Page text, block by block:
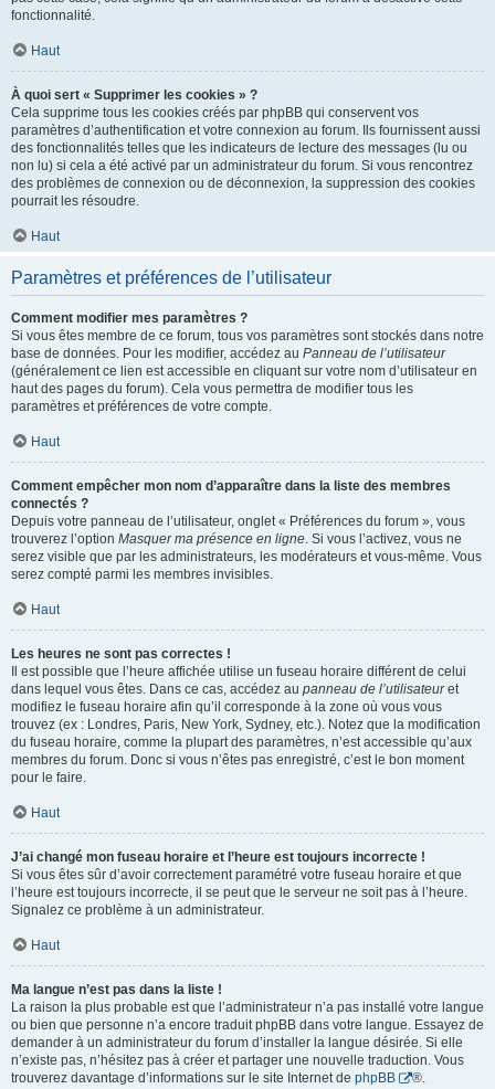
fonctionnalité.
Haut
À quoi sert « Supprimer les cookies » ?
Cela supprime tous les cookies créés par phpBB qui conservent vos
paramètres d’authentification et votre connexion au forum. Ils fournissent aussi
des fonctionnalités telles que les indicateurs de lecture des messages (lu ou
non lu) si cela a été activé par un administrateur du forum. Si vous rencontrez
des problèmes de connexion ou de déconnexion, la suppression des cookies
pourrait les résoudre.
Haut
Paramètres et préférences de l’utilisateur
Comment modifier mes paramètres ?
Si vous êtes membre de ce forum, tous vos paramètres sont stockés dans notre
base de données. Pour les modifier, accédez au Panneau de l’utilisateur
(généralement ce lien est accessible en cliquant sur votre nom d’utilisateur en
haut des pages du forum). Cela vous permettra de modifier tous les
paramètres et préférences de votre compte.
Haut
Comment empêcher mon nom d’apparaître dans la liste des membres
connectés ?
Depuis votre panneau de l’utilisateur, onglet « Préférences du forum », vous
trouverez l’option Masquer ma présence en ligne. Si vous l’activez, vous ne
serez visible que par les administrateurs, les modérateurs et vous-même. Vous
serez compté parmi les membres invisibles.
Haut
Les heures ne sont pas correctes !
Il est possible que l’heure affichée utilise un fuseau horaire différent de celui
dans lequel vous êtes. Dans ce cas, accédez au panneau de l’utilisateuret
modifiez le fuseau horaire afin qu’il corresponde à la zone où vous vous
trouvez (ex : Londres, Paris, New York, Sydney, etc.). Notez que la modification
du fuseau horaire, comme la plupart des paramètres, n’est accessible qu’aux
membres du forum. Donc si vous n’êtes pas enregistré, c’est le bon moment
pour le faire.
Haut
J’ai changé mon fuseau horaire et l’heure est toujours incorrecte !
Si vous êtes sûr d’avoir correctement paramétré votre fuseau horaire et que
l’heure est toujours incorrecte, il se peut que le serveur ne soit pas à l’heure.
Signalez ce problème à un administrateur.
Haut
Ma langue n’est pas dans la liste !
La raison la plus probable est que l’administrateur n’a pas installé votre langue
ou bien que personne n’a encore traduit phpBB dans votre langue. Essayez de
demander à un administrateur du forum d’installer la langue désirée. Si elle
n’existe pas, n’hésitez pas à créer et partager une nouvelle traduction. Vous
trouverez davantage d’informations sur le site Internet de phpBB ®.